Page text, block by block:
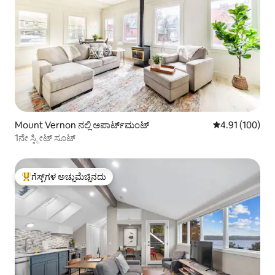
Mount Vernon ನಲ್ಲಿ ಅಪಾರ್ಟ್‌ಮಂಟ್ 5 ರಲ್ಲಿ 4.91
4.91 (100)
1ನೇ ಸ್ಟ್ರೀಟ್ ಸೂಟ್
ಗೆಸ್ಟ್‌ಗಳಿಗೆ ಅತಿ ಹೆಚ್ಚು ಅಚ್ಚುಮೆಚ್ಚಿನದು
ಗೆಸ್ಟ್‌ಗಳ ಅಚ್ಚುಮೆಚ್ಚಿನದು